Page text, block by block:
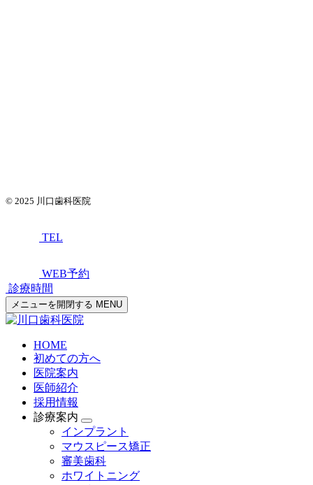
© 2025 川口歯科医院
TEL
WEB予約
診療時間
メニューを開閉する MENU
HOME
初めての方へ
医院案内
医師紹介
採用情報
診療案内
インプラント
マウスピース矯正
審美歯科
ホワイトニング